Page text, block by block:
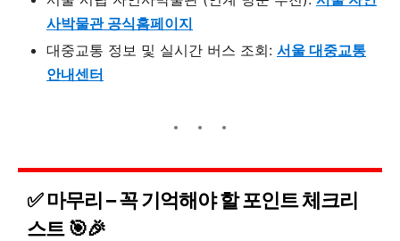
사박물관 공식홈페이지
대중교통 정보 및 실시간 버스 조회: 서울 대중교통
안내센터
✅ 마무리 – 꼭 기억해야 할 포인트 체크리
스트 🎯🎉